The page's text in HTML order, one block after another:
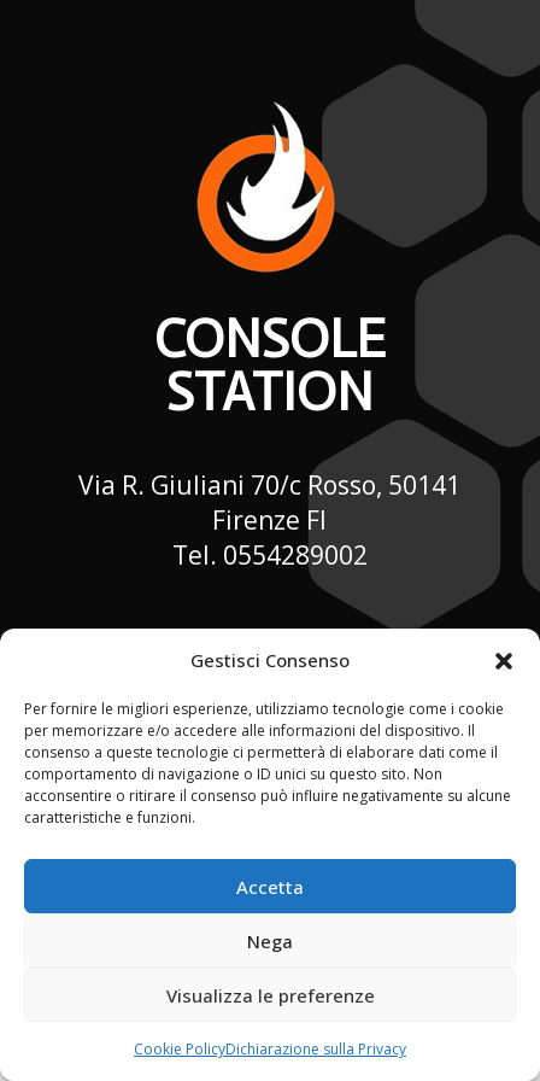
Gestisci Consenso
Per fornire le migliori esperienze, utilizziamo tecnologie come i cookie
per memorizzare e/o accedere alle informazioni del dispositivo. Il
consenso a queste tecnologie ci permetterà di elaborare dati come il
comportamento di navigazione o ID unici su questo sito. Non
acconsentire o ritirare il consenso può influire negativamente su alcune
caratteristiche e funzioni.
Accetta
Nega
Visualizza le preferenze
Cookie PolicyDichiarazione sulla Privacy
CONSOLE
STATION
Via R. Giuliani 70/c Rosso, 50141
Firenze FI
Tel. 0554289002